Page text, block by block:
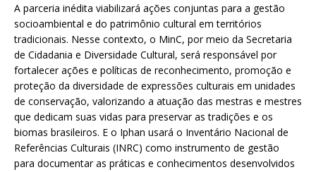
A parceria inédita viabilizará ações conjuntas para a gestão
socioambiental e do patrimônio cultural em territórios
tradicionais. Nesse contexto, o MinC, por meio da Secretaria
de Cidadania e Diversidade Cultural, será responsável por
fortalecer ações e políticas de reconhecimento, promoção e
proteção da diversidade de expressões culturais em unidades
de conservação, valorizando a atuação das mestras e mestres
que dedicam suas vidas para preservar as tradições e os
biomas brasileiros. E o Iphan usará o Inventário Nacional de
Referências Culturais (INRC) como instrumento de gestão
para documentar as práticas e conhecimentos desenvolvidos